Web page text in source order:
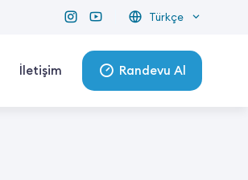
Türkçe
İletişim Randevu Al